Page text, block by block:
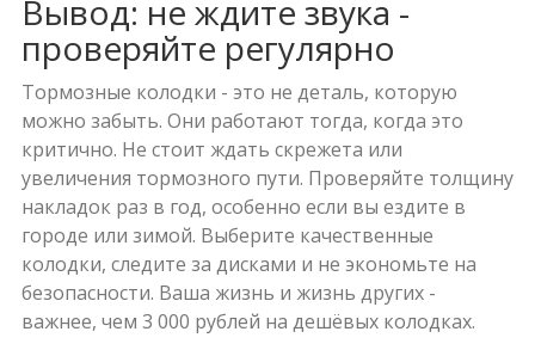
Вывод: не ждите звука -
проверяйте регулярно
Тормозные колодки - это не деталь, которую
можно забыть. Они работают тогда, когда это
критично. Не стоит ждать скрежета или
увеличения тормозного пути. Проверяйте толщину
накладок раз в год, особенно если вы ездите в
городе или зимой. Выберите качественные
колодки, следите за дисками и не экономьте на
безопасности. Ваша жизнь и жизнь других -
важнее, чем 3 000 рублей на дешёвых колодках.